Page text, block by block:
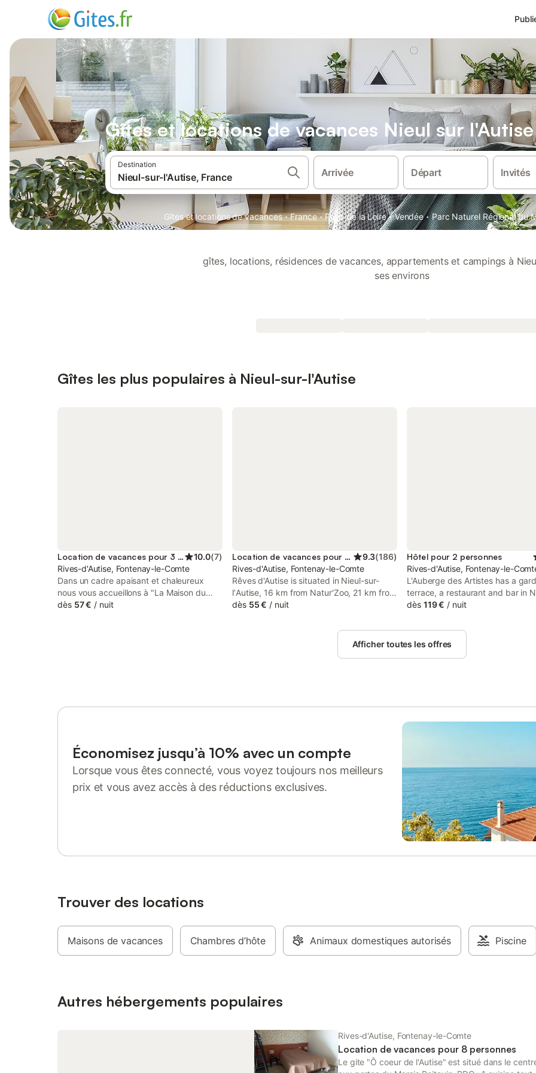
Gîtes et locations de vacances Nieul sur l'Autise
Destination
Arrivée Départ Invités
Gîtes et locations de vacances · France · Pays de la Loire · Vendée · Parc Naturel Régional du
gîtes, locations, résidences de vacances, appartements et campings à
ses environs
Gîtes les plus populaires à Nieul-sur-l'Autise
Location de vacances pour 3 personnes 10.0(7)
Rives-d'Autise, Fontenay-le-Comte
Dans un cadre apaisant et chaleureux
nous vous accueillons à "La Maison du
Chat qui Pelote". Sur les chemins de
cm. Un lit parapluie peut-être mis. Un lit
dès 57 € / nuit
Location de vacances pour 2 personnes 9.3(186)
Rives-d'Autise, Fontenay-le-Comte
Rêves d'Autise is situated in Nieul-sur-
lʼAutise, 16 km from Natur'Zoo, 21 km from
Le Moulin du Roc, and 21 km from Donjon
Train Station and features bicycle parking.
dès 55 € / nuit
Hôtel pour 2 personnes
Rives-d'Autise, Fontenay-le-
L'Auberge des Artistes has a
terrace, a restaurant and bar in
lʼAutise. This 2-star hotel offers
hotel, the rooms come with a
dès 119 € / nuit
Afficher toutes les offres
Économisez jusqu’à 10% avec un compte
Lorsque vous êtes connecté, vous voyez toujours nos meilleurs
prix et vous avez accès à des réductions exclusives.
Trouver des locations
Maisons de vacances Chambres d’hôte Animaux domestiques autorisés Piscine
Autres hébergements populaires
Rives-d'Autise, Fontenay-le-Comte
Location de vacances pour 8 personnes
Le gite "Ô coeur de l'Autise" est situé dans le